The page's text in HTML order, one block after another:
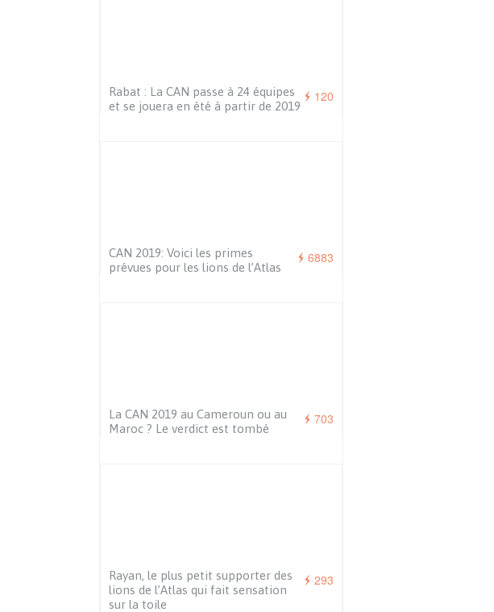
120
Rabat : La CAN passe à 24 équipes
et se jouera en été à partir de 2019
6883
CAN 2019: Voici les primes
prévues pour les lions de l’Atlas
703
La CAN 2019 au Cameroun ou au
Maroc ? Le verdict est tombé
293
Rayan, le plus petit supporter des
lions de l’Atlas qui fait sensation
sur la toile